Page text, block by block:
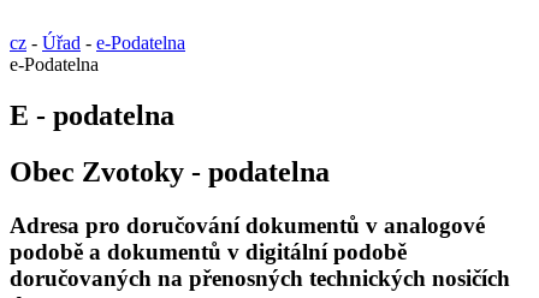
cz - Úřad - e-Podatelna
e-Podatelna
E - podatelna
Obec Zvotoky - podatelna
Adresa pro doručování dokumentů v analogové
podobě a dokumentů v digitální podobě
doručovaných na přenosných technických nosičích